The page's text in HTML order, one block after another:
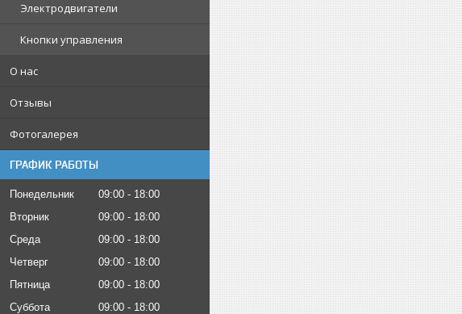
Электродвигатели
Кнопки управления
О нас
Отзывы
Фотогалерея
ГРАФИК РАБОТЫ
Понедельник 09:00
18:00
Вторник
09:00
18:00
Среда
09:00
18:00
Четверг
09:00
18:00
Пятница
09:00
18:00
Суббота
09:00
18:00